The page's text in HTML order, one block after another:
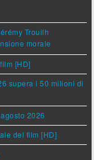
Trouilh
morale
[HD]
supera i 50 milioni di
2026
del film [HD]